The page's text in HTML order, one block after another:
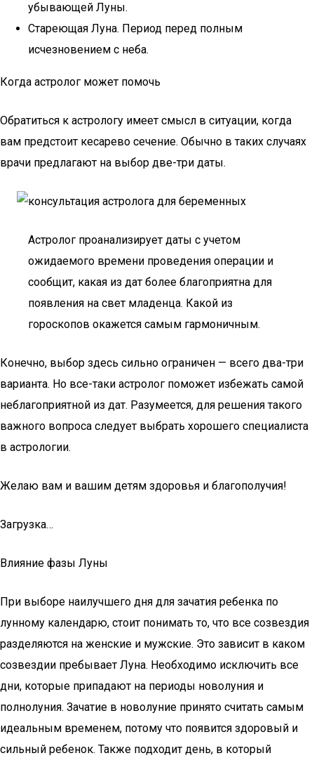
убывающей Луны.
Стареющая Луна. Период перед полным
исчезновением с неба.
Когда астролог может помочь
Обратиться к астрологу имеет смысл в ситуации, когда
вам предстоит кесарево сечение. Обычно в таких случаях
врачи предлагают на выбор две-три даты.
Астролог проанализирует даты с учетом
ожидаемого времени проведения операции и
сообщит, какая из дат более благоприятна для
появления на свет младенца. Какой из
гороскопов окажется самым гармоничным.
Конечно, выбор здесь сильно ограничен — всего два-три
варианта. Но все-таки астролог поможет избежать самой
неблагоприятной из дат. Разумеется, для решения такого
важного вопроса следует выбрать хорошего специалиста
в астрологии.
Желаю вам и вашим детям здоровья и благополучия!
Загрузка…
Влияние фазы Луны
При выборе наилучшего дня для зачатия ребенка по
лунному календарю, стоит понимать то, что все созвездия
разделяются на женские и мужские. Это зависит в каком
созвездии пребывает Луна. Необходимо исключить все
дни, которые припадают на периоды новолуния и
полнолуния. Зачатие в новолуние принято считать самым
идеальным временем, потому что появится здоровый и
сильный ребенок. Также подходит день, в который